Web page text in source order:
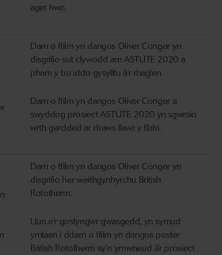
ager hwn.
Darn o ffilm yn dangos Oliver Conger yn
disgrifio sut clywodd am ASTUTE 2020 a
pham y bu iddo gysylltu â’r rhaglen.
Darn o ffilm yn dangos Oliver Conger a
swyddog prosiect ASTUTE 2020 yn sgwrsio
wrth gerdded ar draws llawr y ffatri.
Darn o ffilm yn dangos Oliver Conger yn
disgrifio her weithgynhyrchu British
Rototherm.
Llun o’r gostyngwr gwasgedd, yn symud
ymlaen i ddarn o ffilm yn dangos poster
British Rototherm sy’n ymwneud â’r prosiect